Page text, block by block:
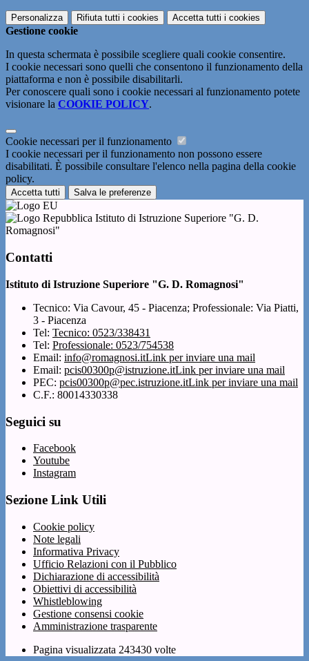
Personalizza Rifiuta tutti i cookies Accetta tutti i cookies
Gestione cookie
In questa schermata è possibile scegliere quali cookie consentire.
I cookie necessari sono quelli che consentono il funzionamento della
piattaforma e non è possibile disabilitarli.
Per conoscere quali sono i cookie necessari al funzionamento potete
visionare la COOKIE POLICY.
Cookie necessari per il funzionamento
I cookie necessari per il funzionamento non possono essere
disabilitati. È possibile consultare l'elenco nella pagina della cookie
policy.
Accetta tutti Salva le preferenze
Istituto di Istruzione Superiore "G. D.
Romagnosi"
Contatti
Istituto di Istruzione Superiore "G. D. Romagnosi"
Tecnico: Via Cavour, 45 - Piacenza; Professionale: Via Piatti,
3 - Piacenza
Tel: Tecnico: 0523/338431
Tel: Professionale: 0523/754538
Email: info@romagnosi.itLink per inviare una mail
Email: pcis00300p@istruzione.itLink per inviare una mail
PEC: pcis00300p@pec.istruzione.itLink per inviare una mail
C.F.: 80014330338
Seguici su
Facebook
Youtube
Instagram
Sezione Link Utili
Cookie policy
Note legali
Informativa Privacy
Ufficio Relazioni con il Pubblico
Dichiarazione di accessibilità
Obiettivi di accessibilità
Whistleblowing
Gestione consensi cookie
Amministrazione trasparente
Pagina visualizzata 243430 volte